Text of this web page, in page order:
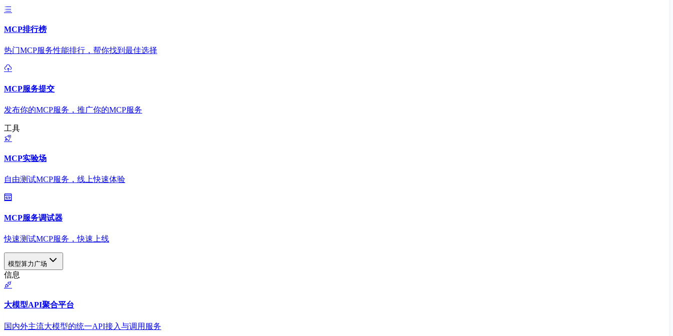
MCP排行榜
热门MCP服务性能排行，帮你找到最佳选择
MCP服务提交
发布你的MCP服务，推广你的MCP服务
工具
MCP实验场
自由测试MCP服务，线上快速体验
MCP服务调试器
快速测试MCP服务，快速上线
模型算力广场
信息
大模型API聚合平台
国内外主流大模型的统一API接入与调用服务